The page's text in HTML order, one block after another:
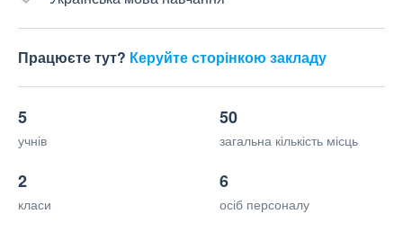
Працюєте тут? Керуйте сторінкою закладу
5
учнів
50
загальна кількість місць
2
класи
6
осіб персоналу